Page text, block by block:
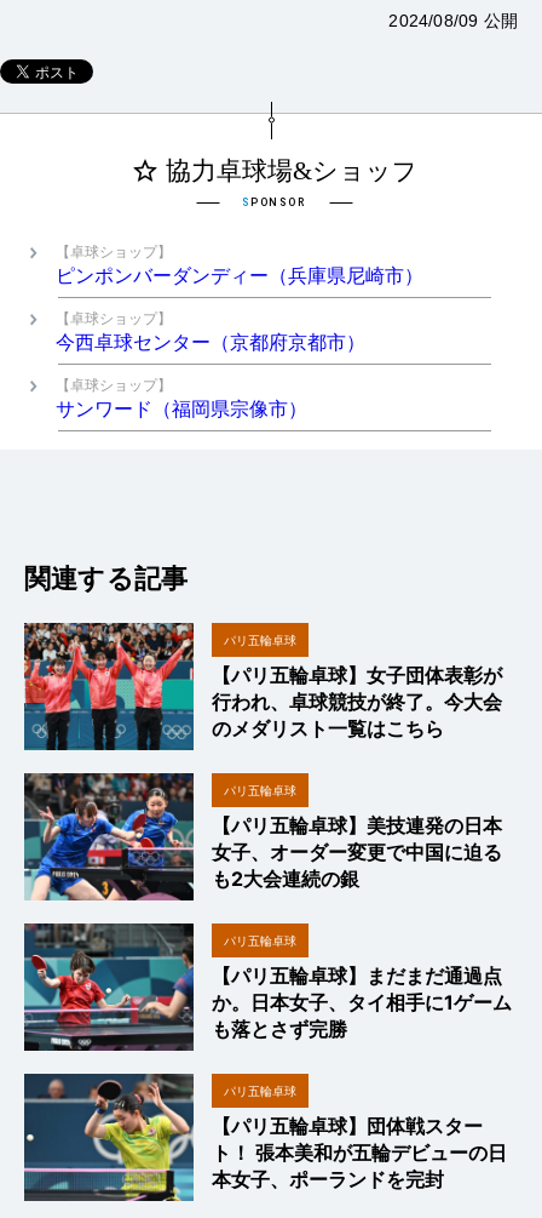
2024/08/09 公開
【卓球ショップ】
ピンポンバーダンディー（兵庫県尼崎市）
【卓球ショップ】
今西卓球センター（京都府京都市）
【卓球ショップ】
サンワード（福岡県宗像市）
関連する記事
パリ五輪卓球
【パリ五輪卓球】女子団体表彰が
行われ、卓球競技が終了。今大会
のメダリスト一覧はこちら
パリ五輪卓球
【パリ五輪卓球】美技連発の日本
女子、オーダー変更で中国に迫る
も2大会連続の銀
パリ五輪卓球
【パリ五輪卓球】まだまだ通過点
か。日本女子、タイ相手に1ゲーム
も落とさず完勝
パリ五輪卓球
【パリ五輪卓球】団体戦スター
ト！ 張本美和が五輪デビューの日
本女子、ポーランドを完封